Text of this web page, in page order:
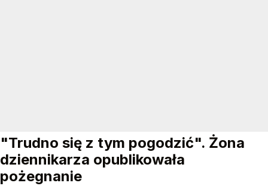
"Trudno się z tym pogodzić". Żona
dziennikarza opublikowała
pożegnanie